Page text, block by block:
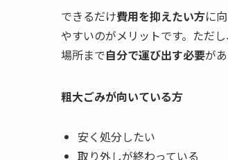
できるだけ費用を抑えたい方に
やすいのがメリットです。ただし
場所まで自分で運び出す必要があ
粗大ごみが向いている方
安く処分したい
取り外しが終わっている